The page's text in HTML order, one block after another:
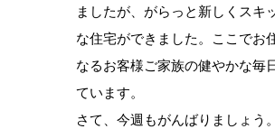
ましたが、がらっと新しくスキ
な住宅ができました。ここでお
なるお客様ご家族の健やかな毎
ています。
さて、今週もがんばりましょう。